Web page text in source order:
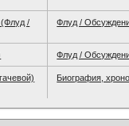
(Флуд /
Флуд /
Флуд /
Биография,